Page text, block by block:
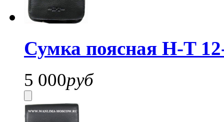
Сумка поясная H-T
5 000руб